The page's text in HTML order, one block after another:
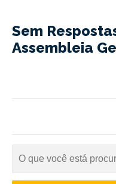
Sem
Assembleia